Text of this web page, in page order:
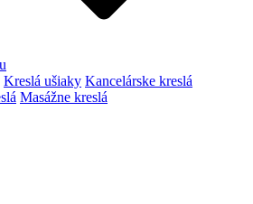
Kreslá ušiaky Kancelárske kreslá
Masážne kreslá